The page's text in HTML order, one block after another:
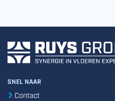
SNEL NAAR
Contact